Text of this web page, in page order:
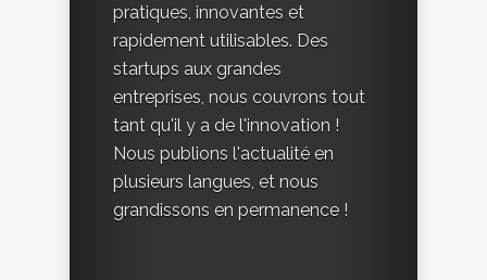
pratiques, innovantes et
rapidement utilisables. Des
startups aux grandes
entreprises, nous couvrons tout
tant qu'il y a de l'innovation !
Nous publions l'actualité en
plusieurs langues, et nous
grandissons en permanence !